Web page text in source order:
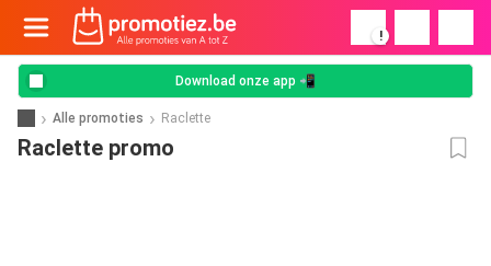
!
Download onze app 📲
Alle promoties Raclette
Raclette promo